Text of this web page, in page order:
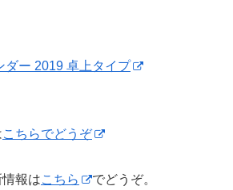
ダー 2019 卓上タイプ
こちらでどうぞ
報はこちら でどうぞ。